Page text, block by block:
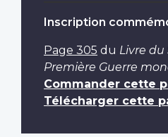
Inscription
Page 305 du Livre du
Première Guerre
Commander cette
Télécharger cette